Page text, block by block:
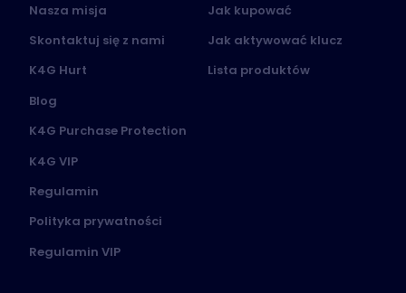
Nasza misja
Skontaktuj się z nami
K4G Hurt
Blog
K4G Purchase Protection
K4G VIP
Regulamin
Polityka prywatności
Regulamin VIP
Jak kupować
Jak aktywować klucz
Lista produktów